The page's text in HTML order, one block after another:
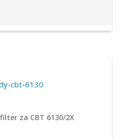
za CBT 6130/2X